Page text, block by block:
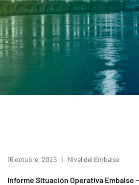
16 octubre, 2025 Nivel del Embalse
Informe Situación Operativa Embalse